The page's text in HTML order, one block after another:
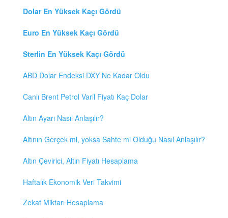
Dolar En Yüksek Kaçı Gördü
Euro En Yüksek Kaçı Gördü
Sterlin En Yüksek Kaçı Gördü
ABD Dolar Endeksi DXY Ne Kadar Oldu
Canlı Brent Petrol Varil Fiyatı Kaç Dolar
Altın Ayarı Nasıl Anlaşılır?
Altının Gerçek mi, yoksa Sahte mi Olduğu Nasıl Anlaşılır?
Altın Çevirici, Altın Fiyatı Hesaplama
Haftalık Ekonomik Veri Takvimi
Zekat Miktarı Hesaplama